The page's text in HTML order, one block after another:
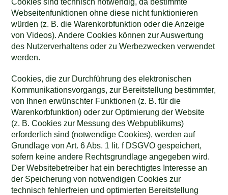
Cookies sind technisch notwendig, da bestimmte
Webseitenfunktionen ohne diese nicht funktionieren
würden (z. B. die Warenkorbfunktion oder die Anzeige
von Videos). Andere Cookies können zur Auswertung
des Nutzerverhaltens oder zu Werbezwecken verwendet
werden.
Cookies, die zur Durchführung des elektronischen
Kommunikationsvorgangs, zur Bereitstellung bestimmter,
von Ihnen erwünschter Funktionen (z. B. für die
Warenkorbfunktion) oder zur Optimierung der Website
(z. B. Cookies zur Messung des Webpublikums)
erforderlich sind (notwendige Cookies), werden auf
Grundlage von Art. 6 Abs. 1 lit. f DSGVO gespeichert,
sofern keine andere Rechtsgrundlage angegeben wird.
Der Websitebetreiber hat ein berechtigtes Interesse an
der Speicherung von notwendigen Cookies zur
technisch fehlerfreien und optimierten Bereitstellung